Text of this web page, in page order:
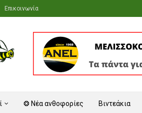
Επικοινωνία
❂ Νέα ανθοφορίες Βιντεάκια